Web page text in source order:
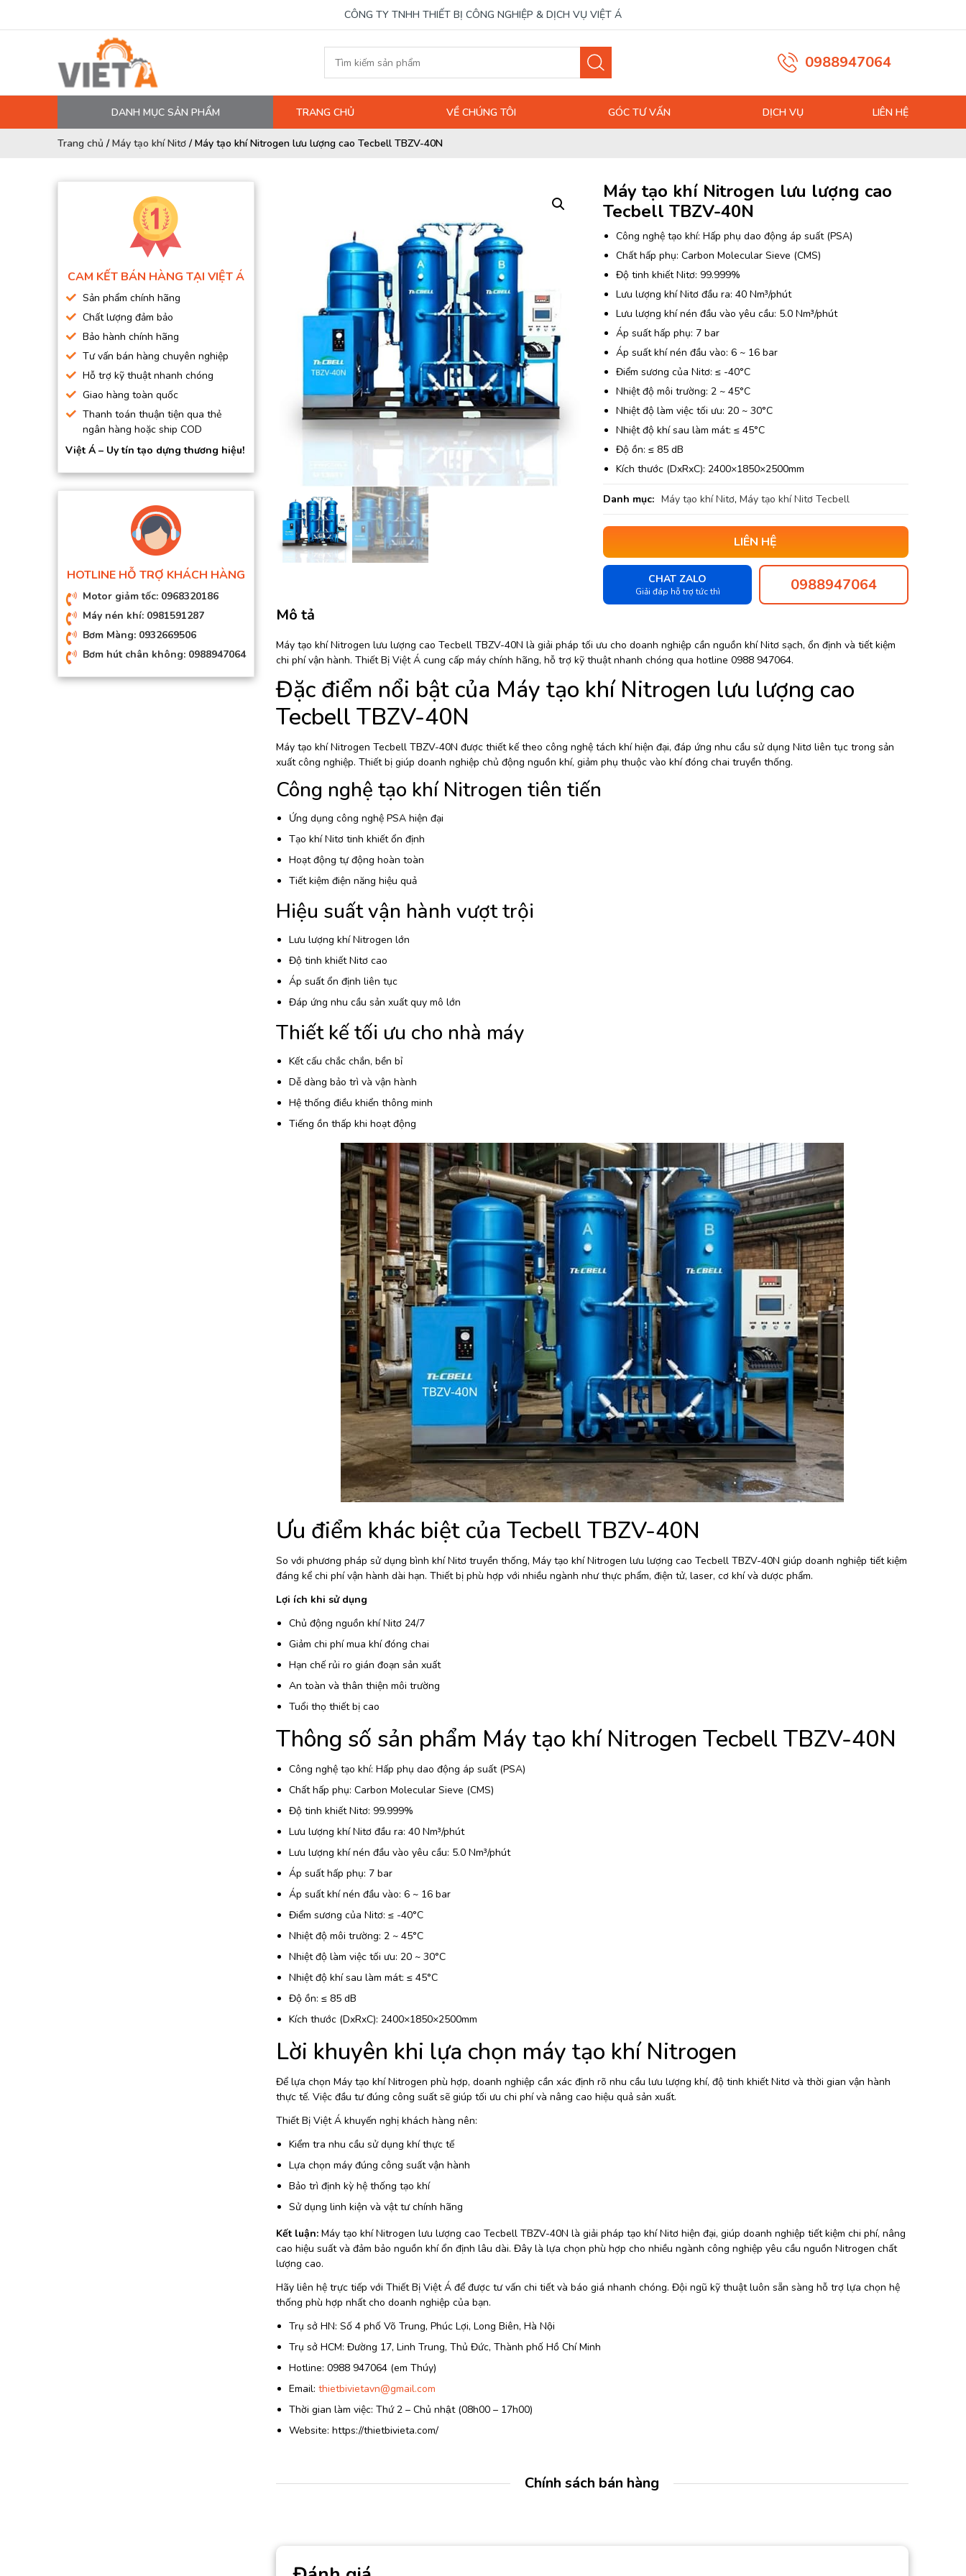
CÔNG TY TNHH THIẾT BỊ CÔNG NGHIỆP & DỊCH VỤ VIỆT Á
0988947064
DANH MỤC SẢN PHẨM
MÁY NÉN KHÍ
DẦU MÁY NÉN KHÍ
DÂY HƠI, ỐNG HƠI
BƠM MÀNG KHÍ NÉN
BƠM HÚT CHÂN KHÔNG
BƠM ĐỊNH LƯỢNG
MOTOR, HỘP GIẢM TỐC
MÁY TẠO KHÍ NITO
TRANG CHỦ VỀ CHÚNG TÔI GÓC TƯ VẤN DỊCH VỤ LIÊN HỆ
Trang chủ /Máy tạo khí Nitơ /Máy tạo khí Nitrogen lưu lượng cao Tecbell TBZV-40N
CAM KẾT BÁN HÀNG TẠI VIỆT Á
Sản phẩm chính hãng
Chất lượng đảm bảo
Bảo hành chính hãng
Tư vấn bán hàng chuyên nghiệp
Hỗ trợ kỹ thuật nhanh chóng
Giao hàng toàn quốc
Thanh toán thuận tiện qua thẻ
ngân hàng hoặc ship COD
Việt Á – Uy tín tạo dựng thương hiệu!
HOTLINE HỖ TRỢ KHÁCH HÀNG
Motor giảm tốc: 0968320186
Máy nén khí: 0981591287
Bơm Màng: 0932669506
Bơm hút chân không: 0988947064
Máy tạo khí Nitrogen lưu lượng cao
Tecbell TBZV-40N
Công nghệ tạo khí: Hấp phụ dao động áp suất (PSA)
Chất hấp phụ: Carbon Molecular Sieve (CMS)
Độ tinh khiết Nitơ: 99.999%
Lưu lượng khí Nitơ đầu ra: 40 Nm³/phút
Lưu lượng khí nén đầu vào yêu cầu: 5.0 Nm³/phút
Áp suất hấp phụ: 7 bar
Áp suất khí nén đầu vào: 6 ~ 16 bar
Điểm sương của Nitơ: ≤ -40°C
Nhiệt độ môi trường: 2 ~ 45°C
Nhiệt độ làm việc tối ưu: 20 ~ 30°C
Nhiệt độ khí sau làm mát: ≤ 45°C
Độ ồn: ≤ 85 dB
Kích thước (DxRxC): 2400×1850×2500mm
Danh mục: Máy tạo khí Nitơ, Máy tạo khí Nitơ Tecbell
LIÊN HỆ
CHAT ZALO
Giải đáp hỗ trợ tức thì
0988947064
Mô tả
Máy tạo khí Nitrogen lưu lượng cao Tecbell TBZV-40N là giải pháp tối ưu cho doanh nghiệp cần nguồn khí Nitơ sạch, ổn định và tiết kiệm
chi phí vận hành. Thiết Bị Việt Á cung cấp máy chính hãng, hỗ trợ kỹ thuật nhanh chóng qua hotline 0988 947064.
Đặc điểm nổi bật của Máy tạo khí Nitrogen lưu lượng cao
Tecbell TBZV-40N
Máy tạo khí Nitrogen Tecbell TBZV-40N được thiết kế theo công nghệ tách khí hiện đại, đáp ứng nhu cầu sử dụng Nitơ liên tục trong sản
xuất công nghiệp. Thiết bị giúp doanh nghiệp chủ động nguồn khí, giảm phụ thuộc vào khí đóng chai truyền thống.
Công nghệ tạo khí Nitrogen tiên tiến
Ứng dụng công nghệ PSA hiện đại
Tạo khí Nitơ tinh khiết ổn định
Hoạt động tự động hoàn toàn
Tiết kiệm điện năng hiệu quả
Hiệu suất vận hành vượt trội
Lưu lượng khí Nitrogen lớn
Độ tinh khiết Nitơ cao
Áp suất ổn định liên tục
Đáp ứng nhu cầu sản xuất quy mô lớn
Thiết kế tối ưu cho nhà máy
Kết cấu chắc chắn, bền bỉ
Dễ dàng bảo trì và vận hành
Hệ thống điều khiển thông minh
Tiếng ồn thấp khi hoạt động
Ưu điểm khác biệt của Tecbell TBZV-40N
So với phương pháp sử dụng bình khí Nitơ truyền thống, Máy tạo khí Nitrogen lưu lượng cao Tecbell TBZV-40N giúp doanh nghiệp tiết kiệm
đáng kể chi phí vận hành dài hạn. Thiết bị phù hợp với nhiều ngành như thực phẩm, điện tử, laser, cơ khí và dược phẩm.
Lợi ích khi sử dụng
Chủ động nguồn khí Nitơ 24/7
Giảm chi phí mua khí đóng chai
Hạn chế rủi ro gián đoạn sản xuất
An toàn và thân thiện môi trường
Tuổi thọ thiết bị cao
Thông số sản phẩm Máy tạo khí Nitrogen Tecbell TBZV-40N
Công nghệ tạo khí: Hấp phụ dao động áp suất (PSA)
Chất hấp phụ: Carbon Molecular Sieve (CMS)
Độ tinh khiết Nitơ: 99.999%
Lưu lượng khí Nitơ đầu ra: 40 Nm³/phút
Lưu lượng khí nén đầu vào yêu cầu: 5.0 Nm³/phút
Áp suất hấp phụ: 7 bar
Áp suất khí nén đầu vào: 6 ~ 16 bar
Điểm sương của Nitơ: ≤ -40°C
Nhiệt độ môi trường: 2 ~ 45°C
Nhiệt độ làm việc tối ưu: 20 ~ 30°C
Nhiệt độ khí sau làm mát: ≤ 45°C
Độ ồn: ≤ 85 dB
Kích thước (DxRxC): 2400×1850×2500mm
Lời khuyên khi lựa chọn máy tạo khí Nitrogen
Để lựa chọn Máy tạo khí Nitrogen phù hợp, doanh nghiệp cần xác định rõ nhu cầu lưu lượng khí, độ tinh khiết Nitơ và thời gian vận hành
thực tế. Việc đầu tư đúng công suất sẽ giúp tối ưu chi phí và nâng cao hiệu quả sản xuất.
Thiết Bị Việt Á khuyến nghị khách hàng nên:
Kiểm tra nhu cầu sử dụng khí thực tế
Lựa chọn máy đúng công suất vận hành
Bảo trì định kỳ hệ thống tạo khí
Sử dụng linh kiện và vật tư chính hãng
Kết luận: Máy tạo khí Nitrogen lưu lượng cao Tecbell TBZV-40N là giải pháp tạo khí Nitơ hiện đại, giúp doanh nghiệp tiết kiệm chi phí, nâng
cao hiệu suất và đảm bảo nguồn khí ổn định lâu dài. Đây là lựa chọn phù hợp cho nhiều ngành công nghiệp yêu cầu nguồn Nitrogen chất
lượng cao.
Hãy liên hệ trực tiếp với Thiết Bị Việt Á để được tư vấn chi tiết và báo giá nhanh chóng. Đội ngũ kỹ thuật luôn sẵn sàng hỗ trợ lựa chọn hệ
thống phù hợp nhất cho doanh nghiệp của bạn.
Trụ sở HN: Số 4 phố Võ Trung, Phúc Lợi, Long Biên, Hà Nội
Trụ sở HCM: Đường 17, Linh Trung, Thủ Đức, Thành phố Hồ Chí Minh
Hotline: 0988 947064 (em Thúy)
Email: thietbivietavn@gmail.com
Thời gian làm việc: Thứ 2 – Chủ nhật (08h00 – 17h00)
Website: https://thietbivieta.com/
Chính sách bán hàng